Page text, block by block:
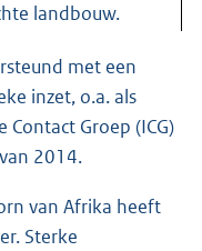
landbouw.
met een
inzet, o.a. als
Groep (ICG)
2014.
van Afrika heeft
Sterke